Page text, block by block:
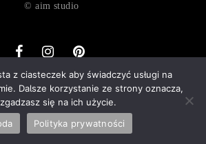
z ciasteczek aby świadczyć usługi na
Dalsze korzystanie ze strony oznacza,
się na ich użycie.
Polityka prywatności
© aim studio
regulamin
polityka prywatności
kontakt